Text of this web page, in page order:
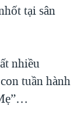
SÂMtại sân
nhiều
tuần hành